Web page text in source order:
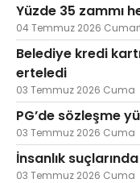
Yüzde 35 zammı
04 Temmuz 2026
Belediye kredi
erteledi
03 Temmuz 2026 Cuma
PG’de sözleşme
03 Temmuz 2026 Cuma
İnsanlık
03 Temmuz 2026 Cuma